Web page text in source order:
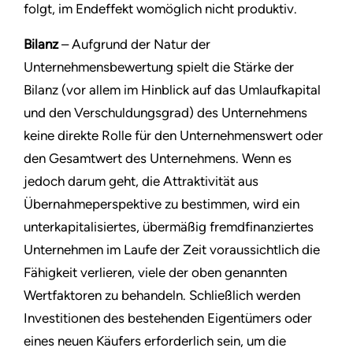
folgt, im Endeffekt womöglich nicht produktiv.
Bilanz– Aufgrund der Natur der
Unternehmensbewertung spielt die Stärke der
Bilanz (vor allem im Hinblick auf das Umlaufkapital
und den Verschuldungsgrad) des Unternehmens
keine direkte Rolle für den Unternehmenswert oder
den Gesamtwert des Unternehmens. Wenn es
jedoch darum geht, die Attraktivität aus
Übernahmeperspektive zu bestimmen, wird ein
unterkapitalisiertes, übermäßig fremdfinanziertes
Unternehmen im Laufe der Zeit voraussichtlich die
Fähigkeit verlieren, viele der oben genannten
Wertfaktoren zu behandeln. Schließlich werden
Investitionen des bestehenden Eigentümers oder
eines neuen Käufers erforderlich sein, um die